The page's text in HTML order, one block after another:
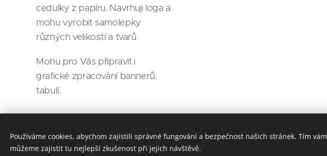
cedulky z papíru. Navrhuji loga a
mohu vyrobit samolepky
různých velikostí a tvarů.
Mohu pro Vás připravit i
grafické zpracování bannerů,
tabulí.
Používáme cookies, abychom zajistili správné fungování a bezpečnost našich stránek. Tím vám
můžeme zajistit tu nejlepší zkušenost při jejich návštěvě.